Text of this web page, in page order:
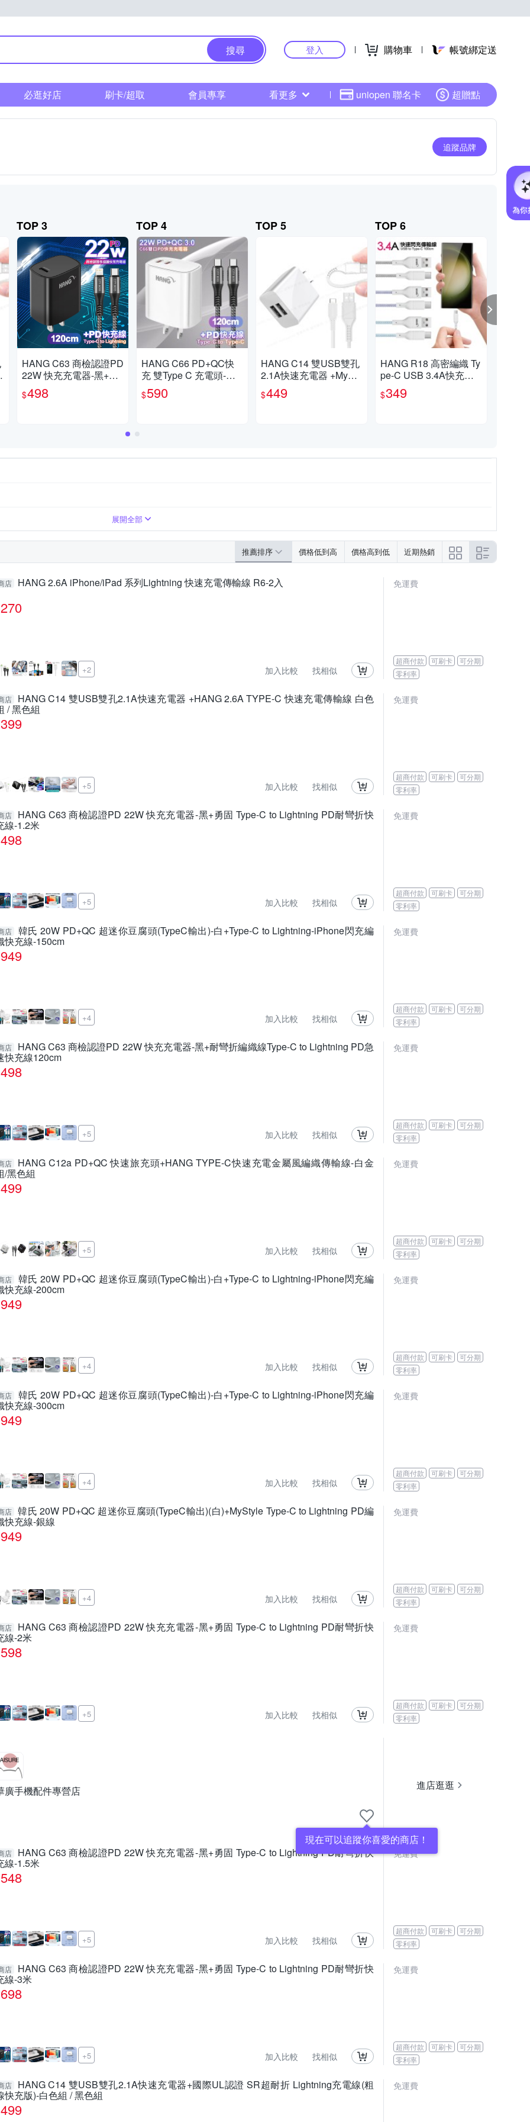
搜尋 登入 購物車 帳號綁定送
必逛好店 刷卡/超取 會員專享 看更多 uniopen 聯名卡 超贈點
追蹤品牌
TOP 3
HANG C63 商檢認證PD
22W 快充充電器-黑+勇
固 Type-C to Lightning
PD耐彎折快充線-1.2米
$498
TOP 4
HANG C66 PD+QC快
充 雙Type C 充電頭-白
色+勇固 Type-C to Type-
C耐彎折快充線1.2米
$590
TOP 5
HANG C14 雙USB雙孔
2.1A快速充電器 +MySty
le國際認證UL SR超耐
折Type-C充電線-白色組
$449
TOP 6
HANG R18 高密編織 Ty
pe-C USB 3.4A快充充
電線100cm-2入
$349
展開全部
推薦排序 價格低到高 價格高到低 近期熱銷
店 HANG 2.6A iPhone/iPad 系列Lightning 快速充電傳輸線 R6-2入
270
+2 加入比較 找相似
免運費
超商付款 可刷卡
可分期
零利率
店 HANG C14 雙USB雙孔2.1A快速充電器 +HANG 2.6A TYPE-C 快速充電傳輸線 白色
/ 黑色組
399
+5 加入比較 找相似
免運費
超商付款 可刷卡
可分期
零利率
店 HANG C63 商檢認證PD 22W 快充充電器-黑+勇固 Type-C to Lightning PD耐彎折快
線-1.2米
498
+5 加入比較 找相似
免運費
超商付款 可刷卡
可分期
零利率
店 韓氏 20W PD+QC 超迷你豆腐頭(TypeC輸出)-白+Type-C to Lightning-iPhone閃充編
快充線-150cm
949
+4 加入比較 找相似
免運費
超商付款 可刷卡
可分期
零利率
店 HANG C63 商檢認證PD 22W 快充充電器-黑+耐彎折編織線Type-C to Lightning PD急
快充線120cm
498
+5 加入比較 找相似
免運費
超商付款 可刷卡
可分期
零利率
店 HANG C12a PD+QC 快速旅充頭+HANG TYPE-C快速充電金屬風編織傳輸線-白金
/黑色組
499
+5 加入比較 找相似
免運費
超商付款 可刷卡
可分期
零利率
店 韓氏 20W PD+QC 超迷你豆腐頭(TypeC輸出)-白+Type-C to Lightning-iPhone閃充編
快充線-200cm
949
+4 加入比較 找相似
免運費
超商付款 可刷卡
可分期
零利率
店 韓氏 20W PD+QC 超迷你豆腐頭(TypeC輸出)-白+Type-C to Lightning-iPhone閃充編
快充線-300cm
949
+4 加入比較 找相似
免運費
超商付款 可刷卡
可分期
零利率
店 韓氏 20W PD+QC 超迷你豆腐頭(TypeC輸出)(白)+MyStyle Type-C to Lightning PD編
快充線-銀線
949
+4 加入比較 找相似
免運費
超商付款 可刷卡
可分期
零利率
店 HANG C63 商檢認證PD 22W 快充充電器-黑+勇固 Type-C to Lightning PD耐彎折快
線-2米
598
+5 加入比較 找相似
免運費
超商付款 可刷卡
可分期
零利率
廣手機配件專營店
現在可以追蹤你喜愛的商店！
進店逛逛
店 HANG C63 商檢認證PD 22W 快充充電器-黑+勇固 Type-C to Lightning PD耐彎折快
線-1.5米
548
+5 加入比較 找相似
免運費
超商付款 可刷卡
可分期
零利率
店 HANG C63 商檢認證PD 22W 快充充電器-黑+勇固 Type-C to Lightning PD耐彎折快
線-3米
698
+5 加入比較 找相似
免運費
超商付款 可刷卡
可分期
零利率
店 HANG C14 雙USB雙孔2.1A快速充電器+國際UL認證 SR超耐折 Lightning充電線(粗
快充版)-白色組 / 黑色組
499
免運費